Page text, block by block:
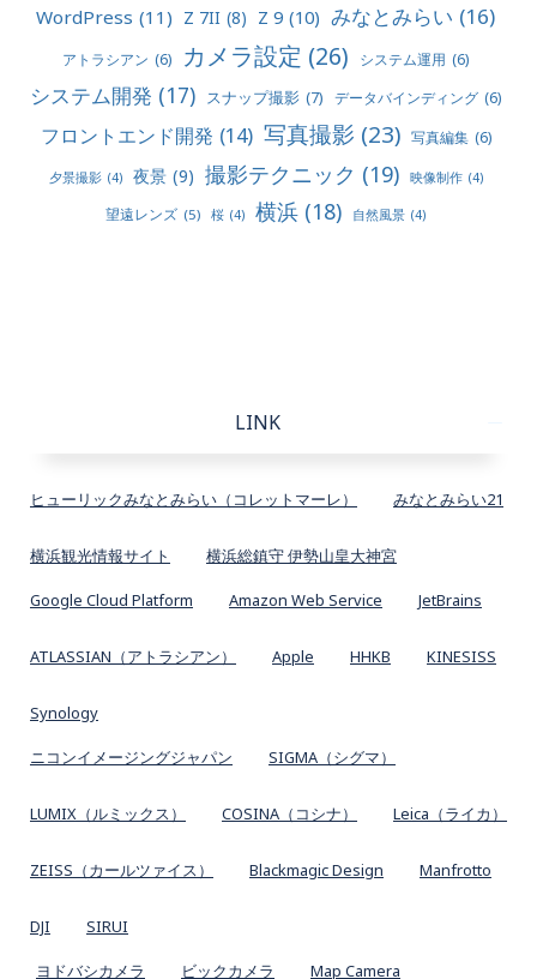
WordPress (11) Z 7II (8) Z 9 (10) みなとみらい (16)
アトラシアン (6) カメラ設定 (26) システム運用 (6)
システム開発 (17) スナップ撮影 (7) データバインディング (6)
フロントエンド開発 (14) 写真撮影 (23) 写真編集 (6)
夕景撮影 (4) 夜景 (9) 撮影テクニック (19) 映像制作 (4)
望遠レンズ (5) 桜 (4) 横浜 (18) 自然風景 (4)
LINK
ヒューリックみなとみらい（コレットマーレ） みなとみらい21
横浜観光情報サイト 横浜総鎮守 伊勢山皇大神宮
Google Cloud Platform Amazon Web Service JetBrains
ATLASSIAN（アトラシアン） Apple HHKB KINESISS
Synology
ニコンイメージングジャパン SIGMA（シグマ）
LUMIX（ルミックス） COSINA（コシナ） Leica（ライカ）
ZEISS（カールツァイス） Blackmagic Design Manfrotto
DJI SIRUI
ヨドバシカメラ ビックカメラ Map Camera